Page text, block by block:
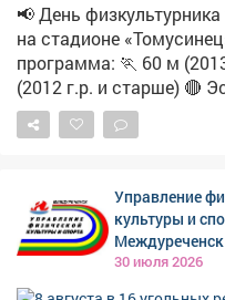
📢 День
на стадионе «Томусинец». Начало в 10:45. 🟢
программа: 🏃 60 м (2013 г.р. и младше) 🏃‍♀️ 100 м
(2012 г.р. и старше) 🔴 Эстафета 4х100 м 🟡 Кросс 1, 2,
3 км 🍼 Забег «Карапузов» (до 3 лет) 🛡 Остальные
дисциплины: 💪 Армрестлинг 🗡 Метание ножа 🎯
награждаем призами!
спортивный день лета!
Управление
культуры и
Междуреченск
30 июля 2026